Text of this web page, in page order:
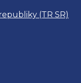
(TR SR)